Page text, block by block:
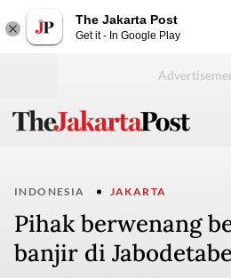
The Jakarta Post
Get it - In Google Play
INDONESIA JAKARTA
Pihak berwenang
banjir di